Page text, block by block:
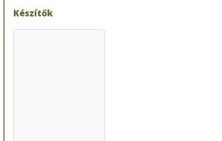
Készítők